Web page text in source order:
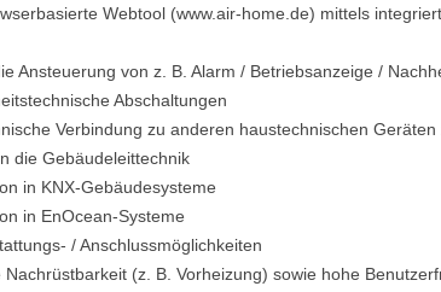
Webtool (www.air-home.de) mittels
Ansteuerung von z. B. Alarm / Betriebsanzeige /
Abschaltungen
Verbindung zu anderen haustechnischen
die Gebäudeleittechnik
in KNX-Gebäudesysteme
in EnOcean-Systeme
/ Anschlussmöglichkeiten
(z. B. Vorheizung) sowie hohe